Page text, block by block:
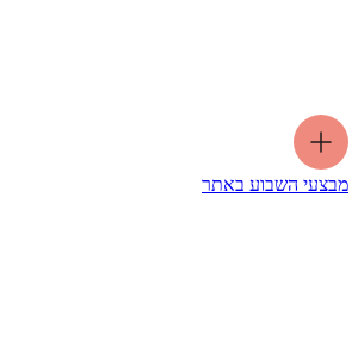
מבצעי השבוע באתר